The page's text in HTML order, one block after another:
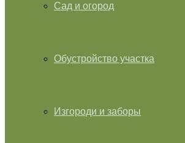
Сад и огород
Обустройство участка
Изгороди и заборы